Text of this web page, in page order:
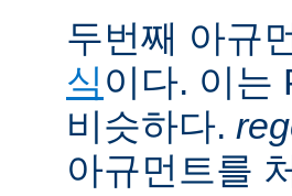
두번째 아규
식 이다. 이는
비슷하다.
아규먼트를